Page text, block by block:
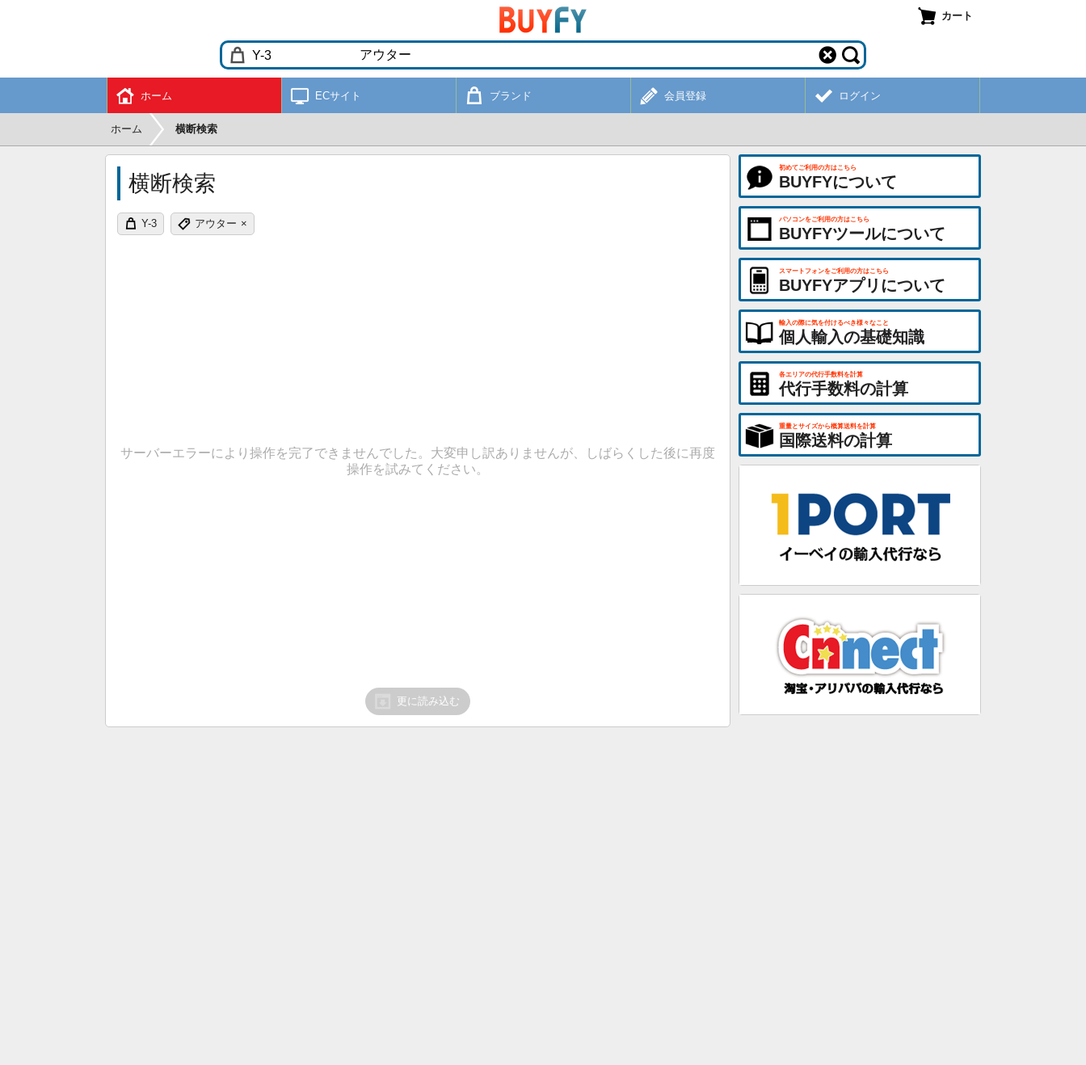
カート
ホーム ECサイト ブランド 会員登録 ログイン
ホーム 横断検索
横断検索
Y-3 アウター ×
サーバーエラーにより操作を完了できませんでした。大変申し訳ありませんが、しばらくした後に再度
操作を試みてください。
更に読み込む
初めてご利用の方はこちら
BUYFYについて
パソコンをご利用の方はこちら
BUYFYツールについて
スマートフォンをご利用の方はこちら
BUYFYアプリについて
輸入の際に気を付けるべき様々なこと
個人輸入の基礎知識
各エリアの代行手数料を計算
代行手数料の計算
重量とサイズから概算送料を計算
国際送料の計算